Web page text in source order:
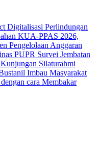
Digitalisasi Perlindungan
KUA-PPAS 2026,
Pengelolaan Anggaran
PUPR Survei Jembatan
Silaturahmi
Imbau Masyarakat
cara Membakar